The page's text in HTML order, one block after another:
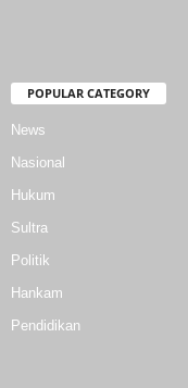
POPULAR CATEGORY
News
Nasional
Hukum
Sultra
Politik
Hankam
Pendidikan